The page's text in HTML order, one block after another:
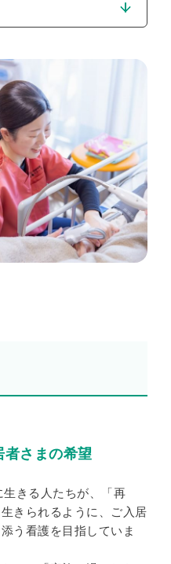
者さまの希望
きる人たちが、「再
きられるように、ご入居
う看護を目指していま